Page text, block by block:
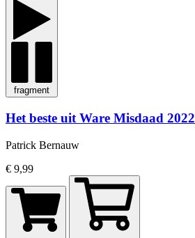
fragment
Het beste uit Ware Misdaad 2022
Patrick Bernauw
€ 9,99